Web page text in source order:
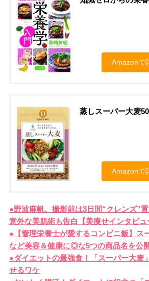
Amazonで
蒸しスーパー大麦
Amazonで
●野波麻帆、撮影前は3日間“クレンズ”
意外な美肌術も告白【美痩せインタビュ
●【管理栄養士が愛するコンビニ飯】ス
など美容＆健康に◎な5つの商品名を公
●ダイエットの最強食！「スーパー大麦
せるワケ